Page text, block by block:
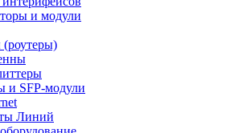
и модули
и SFP-модули
Линий